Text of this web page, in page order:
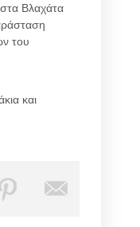
Βλαχάτα
του
και